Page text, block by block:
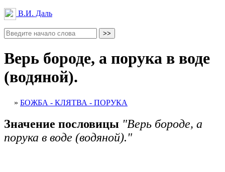
В.И. Даль
Верь бороде, а порука в воде
(водяной).
» БОЖБА - КЛЯТВА - ПОРУКА
Значение пословицы "Верь бороде, а
порука в воде (водяной)."